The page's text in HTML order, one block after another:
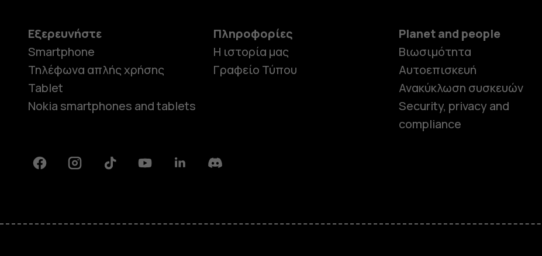
Εξερευνήστε
Smartphone
Τηλέφωνα απλής χρήσης
Tablet
Nokia smartphones and tablets
Πληροφορίες
Η ιστορία μας
Γραφείο Τύπου
Planet and people
Βιωσιμότητα
Αυτοεπισκευή
Ανακύκλωση συσκευών
Security, privacy and
compliance
FacebookInstagramTiktok YoutubeLinkedinDiscord